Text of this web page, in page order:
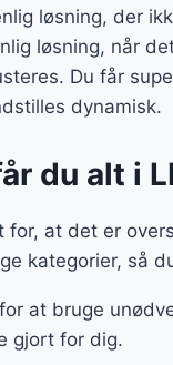
løsning, der
løsning, når
Du får
dynamisk.
du alt i
for, at det er
kategorier, så
at bruge
gjort for dig.